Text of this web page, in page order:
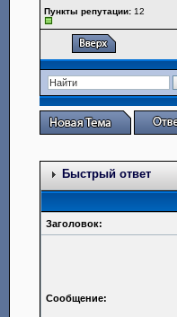
Пункты репутации: 12
Быстрый ответ
Заголовок:
Сообщение: